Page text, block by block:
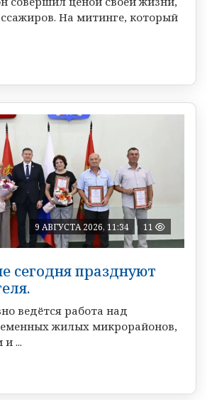
На митинге, который
9 АВГУСТА 2026, 11:34 11
сегодня празднуют
ведётся работа над
жилых микрорайонов,
...